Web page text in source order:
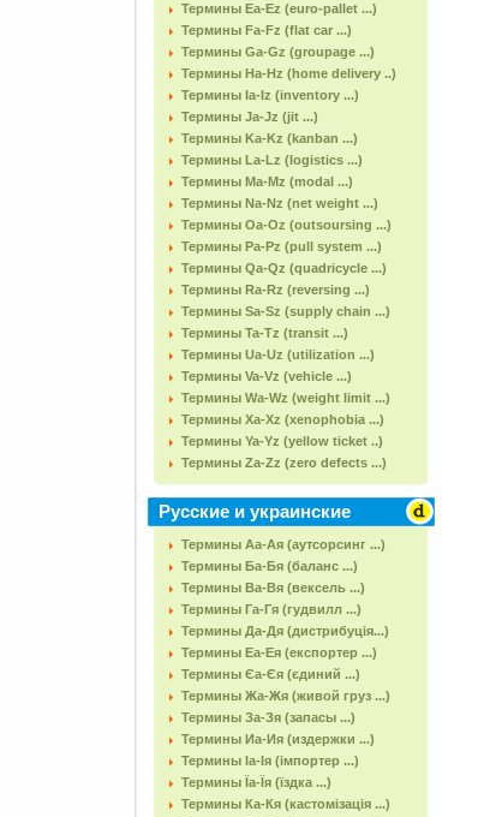
Термины Ea-Ez (euro-pallet ...)
Термины Fa-Fz (flat car ...)
Термины Ga-Gz (groupage ...)
Термины Ha-Hz (home delivery ..)
Термины Ia-Iz (inventory ...)
Термины Ja-Jz (jit ...)
Термины Ka-Kz (kanban ...)
Термины La-Lz (logistics ...)
Термины Ma-Mz (modal ...)
Термины Na-Nz (net weight ...)
Термины Oa-Oz (outsoursing ...)
Термины Pa-Pz (pull system ...)
Термины Qa-Qz (quadricycle ...)
Термины Ra-Rz (reversing ...)
Термины Sa-Sz (supply chain ...)
Термины Ta-Tz (transit ...)
Термины Ua-Uz (utilization ...)
Термины Va-Vz (vehicle ...)
Термины Wa-Wz (weight limit ...)
Термины Xa-Xz (xenophobia ...)
Термины Ya-Yz (yellow ticket ..)
Термины Za-Zz (zero defects ...)
Русские и украинские
Термины Аа-Ая (аутсорсинг ...)
Термины Ба-Бя (баланс ...)
Термины Ва-Вя (вексель ...)
Термины Га-Гя (гудвилл ...)
Термины Да-Дя (дистрибуція...)
Термины Еа-Ея (експортер ...)
Термины Єа-Єя (єдиний ...)
Термины Жа-Жя (живой груз ...)
Термины За-Зя (запасы ...)
Термины Иа-Ия (издержки ...)
Термины Іа-Ія (імпортер ...)
Термины Їа-Їя (їздка ...)
Термины Ка-Кя (кастомізація ...)